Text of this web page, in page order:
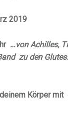
2019
…von Achilles,
zu den
Körper